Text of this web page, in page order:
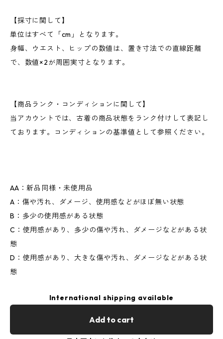
【採寸に関して】
単位はすべて「cm」となります。
身幅、ウエスト、ヒップの数値は、置き寸法での直線距離
で、数値×2が周囲実寸となります。
【商品ランク・コンディションに関して】
当アカウントでは、古着の商品状態をランク付けして表記し
ております。コンディションの基準値として参照ください。
AA：新品同様・未使用品
A：傷や汚れ、ダメージ、使用感などがほぼ無い状態
B：多少の使用感がある状態
C：使用感があり、多少の傷や汚れ、ダメージなどがある状
態
D：使用感があり、大きな傷や汚れ、ダメージなどがある状
態
International shipping available
Add to cart